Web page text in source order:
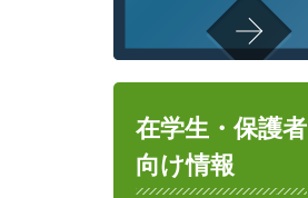
在学生・保護者
向け情報